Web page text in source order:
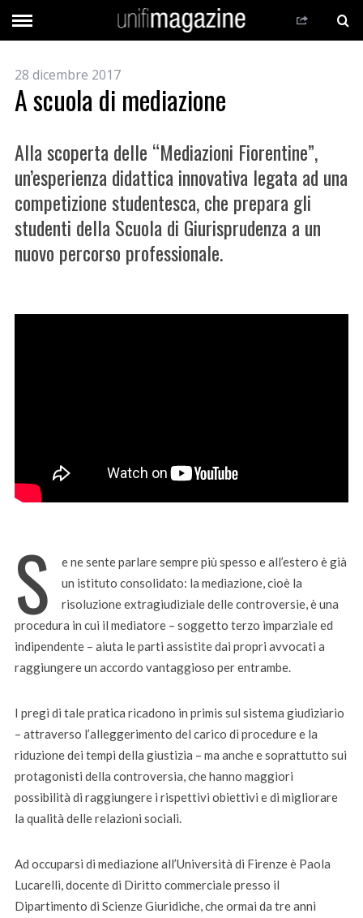
28 dicembre 2017
A scuola di mediazione
Alla scoperta delle “Mediazioni Fiorentine”,
un’esperienza didattica innovativa legata ad una
competizione studentesca, che prepara gli
studenti della Scuola di Giurisprudenza a un
nuovo percorso professionale.
S
e ne sente parlare sempre più spesso e all’estero è già
un istituto consolidato: la mediazione, cioè la
risoluzione extragiudiziale delle controversie, è una
procedura in cui il mediatore – soggetto terzo imparziale ed
indipendente – aiuta le parti assistite dai propri avvocati a
raggiungere un accordo vantaggioso per entrambe.
I pregi di tale pratica ricadono in primis sul sistema giudiziario
– attraverso l’alleggerimento del carico di procedure e la
riduzione dei tempi della giustizia – ma anche e soprattutto sui
protagonisti della controversia, che hanno maggiori
possibilità di raggiungere i rispettivi obiettivi e di migliorare
la qualità delle relazioni sociali.
Ad occuparsi di mediazione all’Università di Firenze è Paola
Lucarelli, docente di Diritto commerciale presso il
Dipartimento di Scienze Giuridiche, che ormai da tre anni